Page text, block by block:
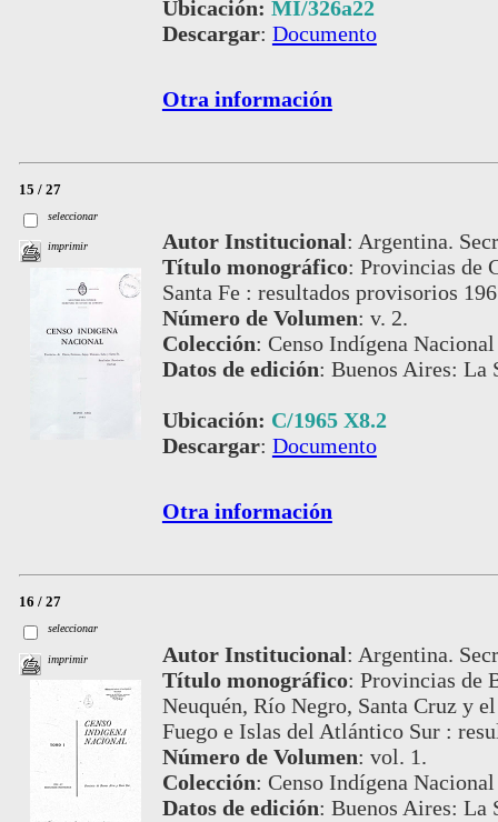
Ubicación: MI/326a22
Descargar: Documento
Otra información
15 / 27
seleccionar
imprimir Autor Institucional: Argentina.
Título monográfico: Provincias de
Santa Fe : resultados provisorios
Número de Volumen: v. 2.
Colección: Censo Indígena
Datos de edición: Buenos Aires: La
Ubicación: C/1965 X8.2
Descargar: Documento
Otra información
16 / 27
seleccionar
imprimir Autor Institucional: Argentina.
Título monográfico: Provincias de
Neuquén, Río Negro, Santa Cruz y
Fuego e Islas del Atlántico Sur :
Número de Volumen: vol. 1.
Colección: Censo Indígena
Datos de edición: Buenos Aires: La